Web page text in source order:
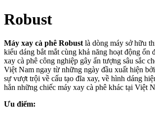
Robust
Máy xay cà phê Robust là dòng máy sở hữu
kiểu dáng bắt mắt cùng khả năng hoạt động ổn
xay cà phê công nghiệp gây ấn tượng sâu sắc
Việt Nam ngay từ những ngày đầu xuất hiện
sự vượt trội về cấu tạo đĩa xay, về hình dáng
hẳn những chiếc máy xay cà phê khác tại Việt
Ưu điểm: